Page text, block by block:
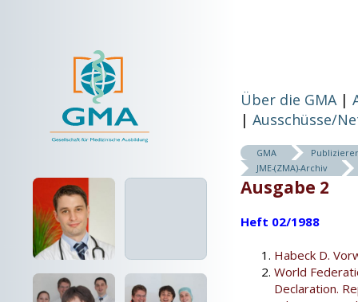
Über die GMA
Ausschüsse/
GMA
JME-(ZMA)-Archiv
Ausgabe 2
Heft 02/1988
Habeck D.
World
Declaration.